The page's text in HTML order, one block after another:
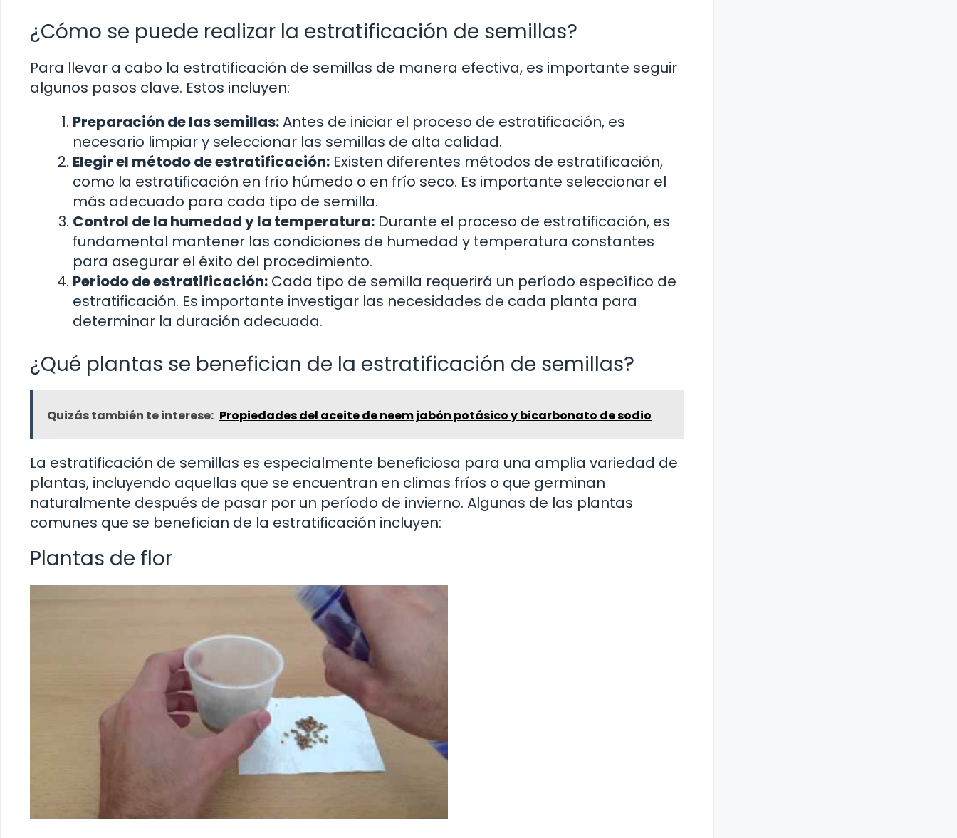
¿Cómo se puede realizar la estratificación de semillas?
Para llevar a cabo la estratificación de semillas de manera efectiva, es importante seguir
algunos pasos clave. Estos incluyen:
Preparación de las semillas:Antes de iniciar el proceso de estratificación, es
necesario limpiar y seleccionar las semillas de alta calidad.
Elegir el método de estratificación: Existen diferentes métodos de estratificación,
como la estratificación en frío húmedo o en frío seco. Es importante seleccionar el
más adecuado para cada tipo de semilla.
Control de la humedad y la temperatura: Durante el proceso de estratificación, es
fundamental mantener las condiciones de humedad y temperatura constantes
para asegurar el éxito del procedimiento.
Periodo de estratificación: Cada tipo de semilla requerirá un período específico de
estratificación. Es importante investigar las necesidades de cada planta para
determinar la duración adecuada.
¿Qué plantas se benefician de la estratificación de semillas?
Quizás también te interese: Propiedades del aceite de neem jabón potásico y bicarbonato de sodio
La estratificación de semillas es especialmente beneficiosa para una amplia variedad de
plantas, incluyendo aquellas que se encuentran en climas fríos o que germinan
naturalmente después de pasar por un período de invierno. Algunas de las plantas
comunes que se benefician de la estratificación incluyen:
Plantas de flor